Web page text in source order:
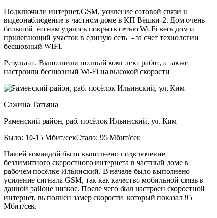
Подключили интернет,GSM, усиление сотовой связи и
видеонаблюдение в частном доме в КП Вёшки-2. Дом очень
большой, но нам удалось покрыть сетью Wi-Fi весь дом и
прилегающий участок в единую сеть - за счет технологии
бесшовный WIFI.
Результат: Выполнили полный комплект работ, а также
настроили бесшовный Wi-Fi на высокой скорости
Сажина Татьяна
Раменский район, раб. посёлок Ильинский, ул. Ким
Было: 10-15 Мбит/секСтало: 95 Мбит/сек
Нашей командой было выполнено подключение
безлимитного скоростного интернета в частный доме в
рабочем посёлке Ильинский. В начале было выполнено
усиление сигнала GSM, так как качество мобильной связь в
данной районе низкое. После чего был настроен скоростной
интернет, выполнен замер скорости, который показал 95
Мбит/сек.